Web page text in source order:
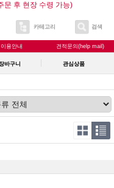
문 후 현장 수령 가능)
카테고리 검색
이용안내 견적문의(help mail)
바구니 관심상품